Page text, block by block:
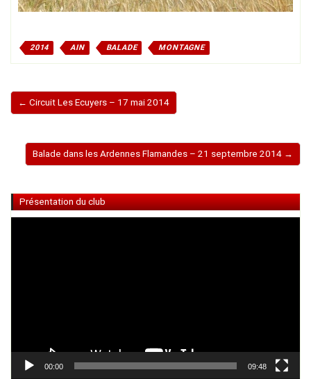
2014 AIN BALADE MONTAGNE
← Circuit Les Ecuyers – 17 mai 2014
Balade dans les Ardennes Flamandes – 21 septembre 2014 →
Présentation du club
00:00 09:48